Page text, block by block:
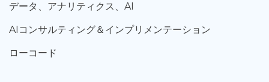
データ、 アナリティクス、 AI
AIコンサルティング＆ インプリメンテーション
ローコード